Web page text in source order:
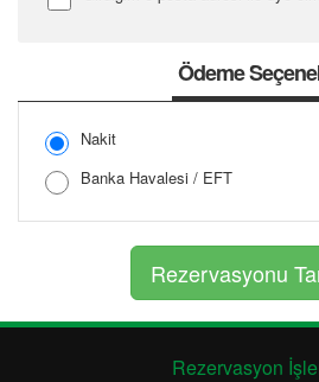
Şifreyi Tekrar Girin
Ödeme
Nakit
Banka Havalesi / EFT
Rezervasyon